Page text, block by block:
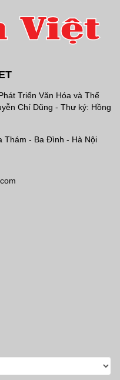
Triển Văn Hóa và Thể
Chí Dũng - Thư ký: Hồng
Thám - Ba Đình - Hà Nội